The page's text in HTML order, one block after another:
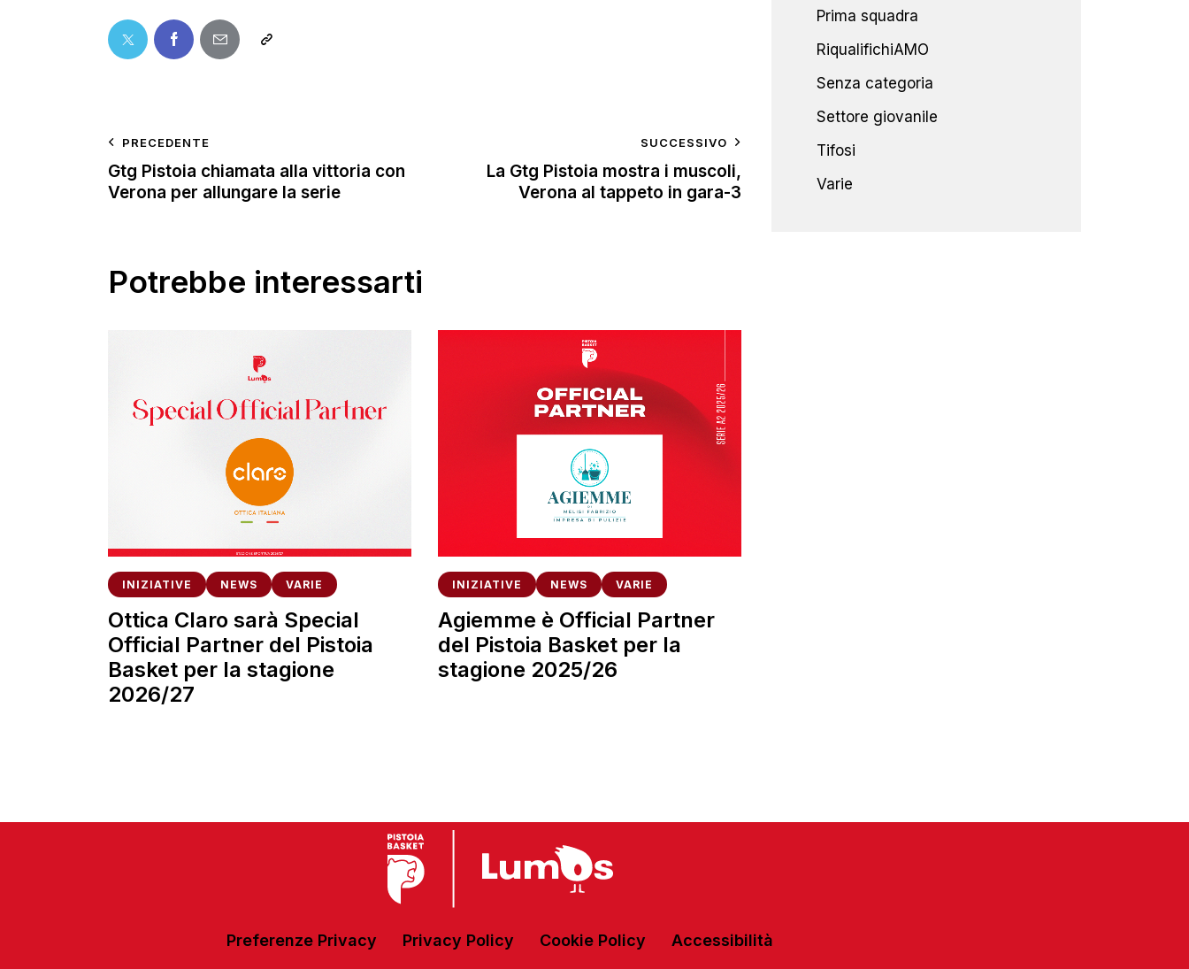
PRECEDENTE
Gtg Pistoia chiamata alla vittoria con
Verona per allungare la serie
SUCCESSIVO
La Gtg Pistoia mostra i muscoli,
Verona al tappeto in gara-3
Potrebbe interessarti
INIZIATIVE NEWS VARIE
Ottica Claro sarà Special
Official Partner del Pistoia
Basket per la stagione
2026/27
INIZIATIVE NEWS VARIE
Agiemme è Official Partner
del Pistoia Basket per la
stagione 2025/26
Prima squadra
RiqualifichiAMO
Senza categoria
Settore giovanile
Tifosi
Varie
Preferenze Privacy Privacy Policy Cookie Policy Accessibilità